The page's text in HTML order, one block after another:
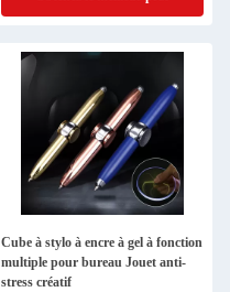
Cube à stylo à encre à gel à fonction
multiple pour bureau Jouet anti-
stress créatif